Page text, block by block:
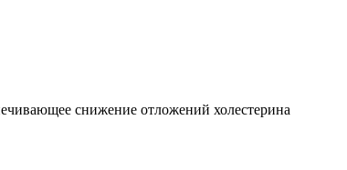
снижение отложений холестерина